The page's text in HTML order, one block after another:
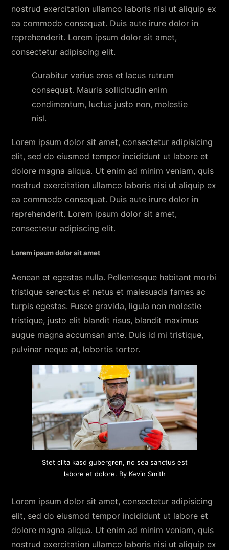
nostrud exercitation ullamco laboris nisi ut aliquip ex
ea commodo consequat. Duis aute irure dolor in
reprehenderit. Lorem ipsum dolor sit amet,
consectetur adipiscing elit.
Curabitur varius eros et lacus rutrum
consequat. Mauris sollicitudin enim
condimentum, luctus justo non, molestie
nisl.
Lorem ipsum dolor sit amet, consectetur adipisicing
elit, sed do eiusmod tempor incididunt ut labore et
dolore magna aliqua. Ut enim ad minim veniam, quis
nostrud exercitation ullamco laboris nisi ut aliquip ex
ea commodo consequat. Duis aute irure dolor in
reprehenderit. Lorem ipsum dolor sit amet,
consectetur adipiscing elit.
Lorem ipsum dolor sit amet
Aenean et egestas nulla. Pellentesque habitant morbi
tristique senectus et netus et malesuada fames ac
turpis egestas. Fusce gravida, ligula non molestie
tristique, justo elit blandit risus, blandit maximus
augue magna accumsan ante. Duis id mi tristique,
pulvinar neque at, lobortis tortor.
Stet clita kasd gubergren, no sea sanctus est
labore et dolore. By Kevin Smith
Lorem ipsum dolor sit amet, consectetur adipisicing
elit, sed do eiusmod tempor incididunt ut labore et
dolore magna aliqua. Ut enim ad minim veniam, quis
nostrud exercitation ullamco laboris nisi ut aliquip ex